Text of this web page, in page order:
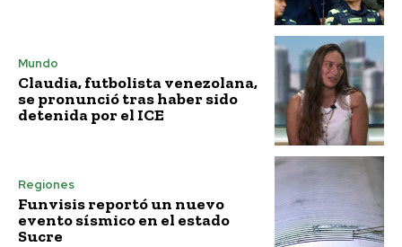
Mundo
Claudia, futbolista venezolana,
se pronunció tras haber sido
detenida por el ICE
Regiones
Funvisis reportó un nuevo
evento sísmico en el estado
Sucre